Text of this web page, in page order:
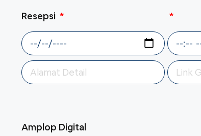
Resepsi
Amplop Digital